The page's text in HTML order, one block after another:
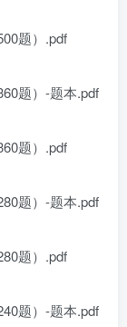
题）.pdf
题）-题本.pdf
题）.pdf
题）-题本.pdf
题）.pdf
题）-题本.pdf